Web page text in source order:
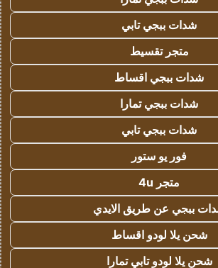
شدات ببجي تابي
متجر تقسيط
شدات ببجي اقساط
شدات ببجي تمارا
شدات ببجي تابي
فور يو ستور
متجر 4u
ببجي عن طريق الايدي
شحن يلا لودو اقساط
شحن يلا لودو تابي تمارا